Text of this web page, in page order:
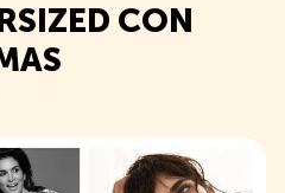
CON